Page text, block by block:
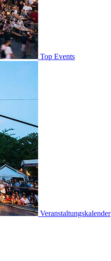
Top Events
Veranstaltungskalender